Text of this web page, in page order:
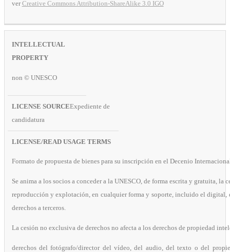
verCreative Commons Attribution-ShareAlike 3.0 IGO
non © UNESCO
Expediente de
candidatura
Formato de propuesta de bienes para su inscripción en el Decenio
Se anima a los socios a conceder a la UNESCO, de forma escrita y gratuita,
reproducción y explotación, en cualquier forma y soporte, incluido el digital,
derechos a terceros.
La cesión no exclusiva de derechos no afecta a los derechos de propiedad
derechos del fotógrafo/director del vídeo, del audio, del texto o del